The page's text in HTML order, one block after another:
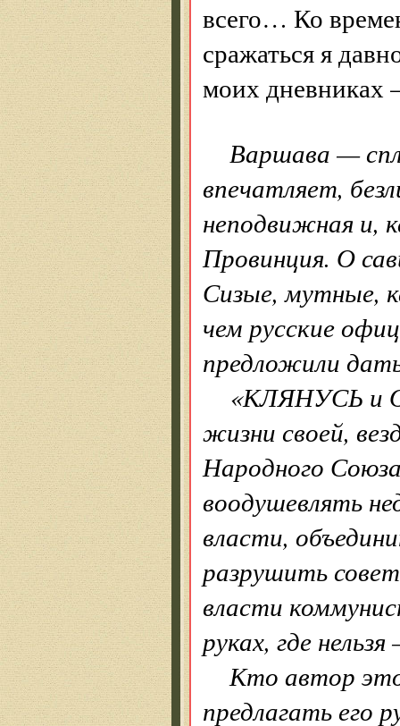
всего… Ко
сражаться я
моих
Варшава —
впечатляет,
неподвижная и,
Провинция. О
Сизые, мутные,
чем русские
предложили
«КЛЯНУСЬ и
жизни своей,
Народного
воодушевлять
власти,
разрушить
власти
руках, где
Кто автор
предлагать его